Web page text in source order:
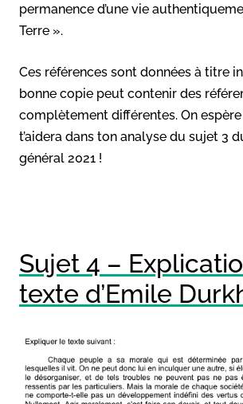
permanence d’une vie
Terre ».
Ces références sont données à titre
bonne copie peut contenir des
complètement différentes. On
t’aidera dans ton analyse du sujet 3
général 2021 !
Sujet 4 –
texte d’Emile